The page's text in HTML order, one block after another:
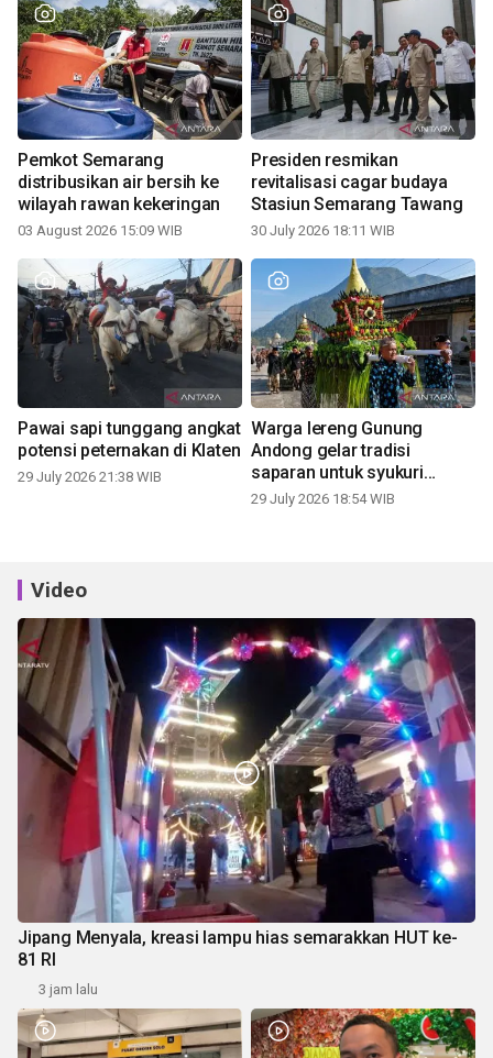
Pemkot Semarang
distribusikan air bersih ke
wilayah rawan kekeringan
03 August 2026 15:09 WIB
Presiden resmikan
revitalisasi cagar budaya
Stasiun Semarang Tawang
30 July 2026 18:11 WIB
Pawai sapi tunggang angkat
potensi peternakan di Klaten
29 July 2026 21:38 WIB
Warga lereng Gunung
Andong gelar tradisi
saparan untuk syukuri
panen
29 July 2026 18:54 WIB
Video
Jipang Menyala, kreasi lampu hias semarakkan HUT ke-
81 RI
3 jam lalu